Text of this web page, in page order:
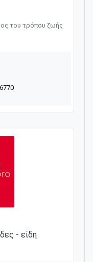
του τρόπου ζωής
- είδη